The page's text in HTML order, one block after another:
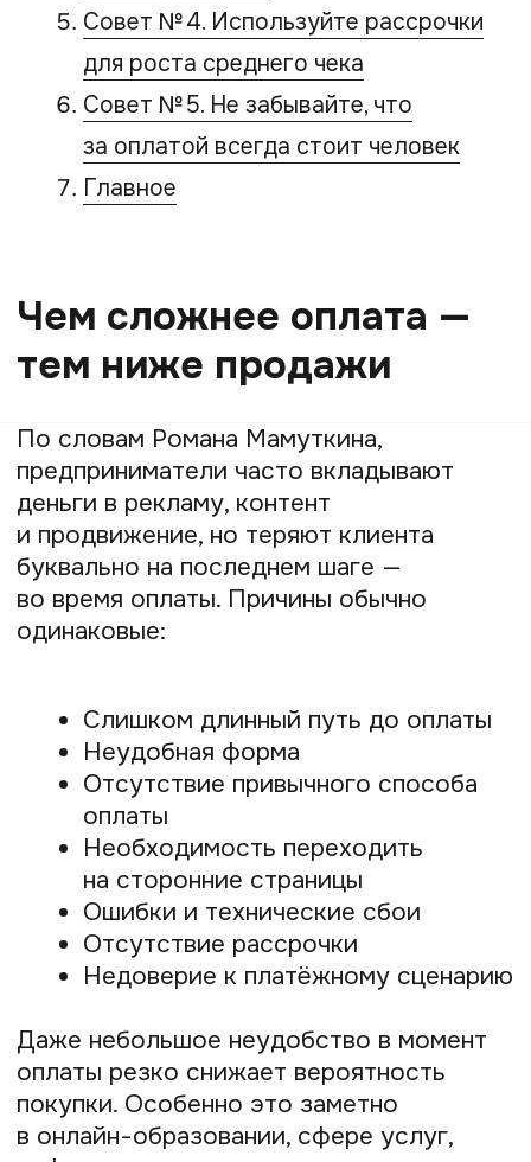
Даже небольшое неудобство в момент
оплаты резко снижает вероятность
покупки. Особенно это заметно
в онлайн-образовании, сфере услуг,
цифровых продуктах и других
направлениях, где клиент принимает
решение быстро и эмоционально.
что платёжный путь должен быть
Совет № 1. Давайте
клиенту выбор способов
оплаты
Роман Мамуткин считает, что одна
из самых частых ошибок бизнеса —
рассчитывать только на один сценарий
оплаты.
Поведение клиентов давно изменилось.
Кто-то привык платить через СБП, кто-
то выбирает оплату картой, кому-то
удобнее электронные сервисы, а часть
покупателей вообще не готова
Поэтому современные платёжные
решения должны давать человеку выбор.
В Prodamus сегодня доступны 16
способов оплаты, в том числе:
Банковские карты
СБП
Оплата по ссылке
QR-коды
Рекуррентные платежи
Рассрочки
Международные платежи
Для бизнеса это означает не только
удобство, но и рост конверсии. Чем
меньше препятствий между клиентом
и оплатой, тем выше вероятность